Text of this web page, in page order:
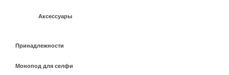
Аксессуары
Принадлежности
Монопод для селфи